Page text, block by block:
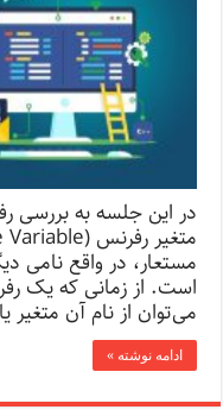
مستعار، در واقع نامی‌
است. از زمانی که یک
می‌توان از نام آن متغیر
ادامه نوشته »